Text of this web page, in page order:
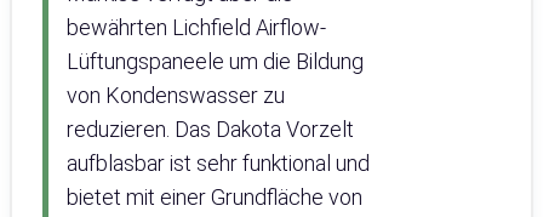
bewährten Lichfield Airflow-
Lüftungspaneele um die Bildung
von Kondenswasser zu
reduzieren. Das Dakota Vorzelt
aufblasbar ist sehr funktional und
bietet mit einer Grundfläche von